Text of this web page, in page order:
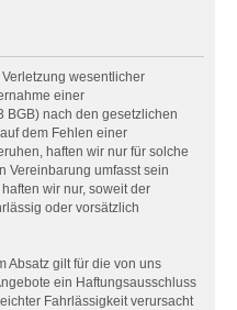
wesentlicher
einer
BGB) nach den gesetzlichen
dem Fehlen einer
haften wir nur für solche
Vereinbarung umfasst sein
wir nur, soweit der
oder vorsätzlich
Absatz gilt für die von uns
ein Haftungsausschluss
Fahrlässigkeit verursacht